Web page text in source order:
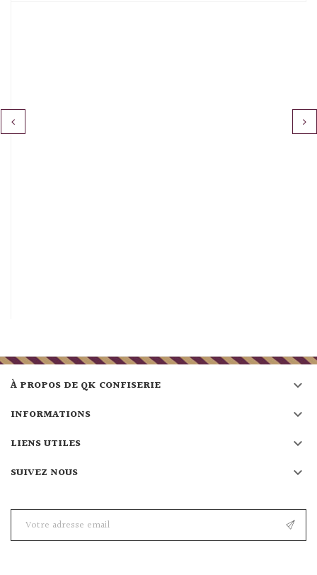
À PROPOS DE QK CONFISERIE 
INFORMATIONS 
LIENS UTILES 
SUIVEZ NOUS 